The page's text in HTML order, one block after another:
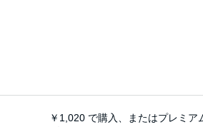
￥1,020 で購入、またはプレミア